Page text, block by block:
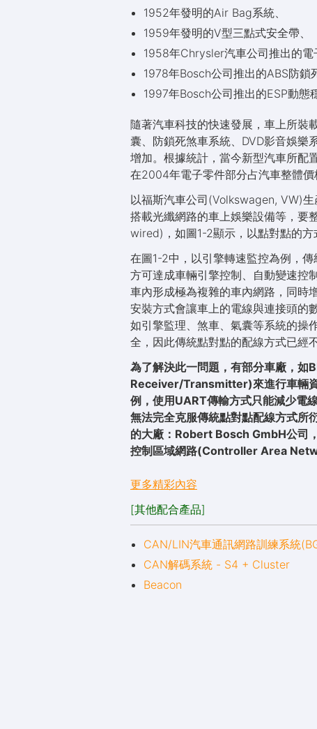
1952年發明的Air Bag系統、
1959年發明的V型三點式安全帶、
1958年Chrysler汽車公司推出的電
1978年Bosch公司推出的ABS防鎖
1997年Bosch公司推出的ESP動態
隨著汽車科技的快速發展，車上所裝
囊、防鎖死煞車系統、DVD影音娛樂
增加。根據統計，當今新型汽車所配
在2004年電子零件部分占汽車整體
以福斯汽車公司(Volkswagen, VW)生
搭載光纖網路的車上娛樂設備等，要
wired)，如圖1-2顯示，以點對點的方
在圖1-2中，以引擎轉速監控為例，
方可達成車輛引擎控制、自動變速控
車內形成極為複雜的車內網路，同時
安裝方式會讓車上的電線與連接頭的
如引擎監理、煞車、氣囊等系統的操
全，因此傳統點對點的配線方式已經
為了解決此一問題，有部分車廠，
Receiver/Transmitter)來進行車輛資
例，使用UART傳輸方式只能減少電
無法完全克服傳統點對點配線方式所
的大廠：Robert Bosch GmbH公司
控制區域網路(Controller Area
更多精彩內容
[其他配合產品]
CAN/LIN汽車通訊網路訓練系統
CAN解碼系統 - S4 + Cluster
Beacon